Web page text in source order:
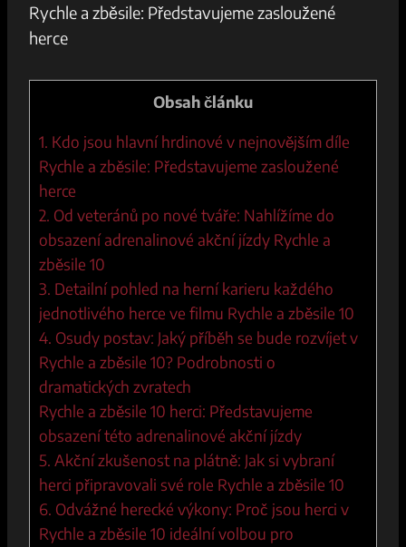
Obsah článku
1. Kdo⁢ jsou hlavní hrdinové v nejnovějším díle‍
Rychle a zběsile: Představujeme zasloužené
herce
2. Od veteránů po ‌nové tváře: Nahlížíme do
obsazení adrenalinové ‍akční jízdy Rychle a
zběsile 10
3. Detailní pohled‍ na herní karieru každého
jednotlivého herce‍ ve filmu Rychle a ​zběsile 10
4. Osudy postav: Jaký příběh se bude‍ rozvíjet v
Rychle‌ a zběsile 10? Podrobnosti o
dramatických zvratech
Rychle a zběsile 10 herci: Představujeme
‌obsazení této adrenalinové akční jízdy
5. Akční zkušenost na plátně: Jak si vybraní
herci připravovali své role Rychle a zběsile 10
6. Odvážné herecké výkony: ‌Proč‌ jsou herci⁤ v
Rychle a zběsile 10​ ideální volbou⁤ pro